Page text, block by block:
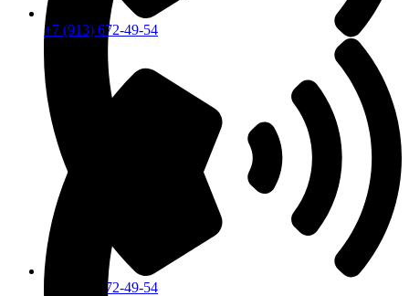
+7 (913) 672-49-54
+7 (913) 672-49-54